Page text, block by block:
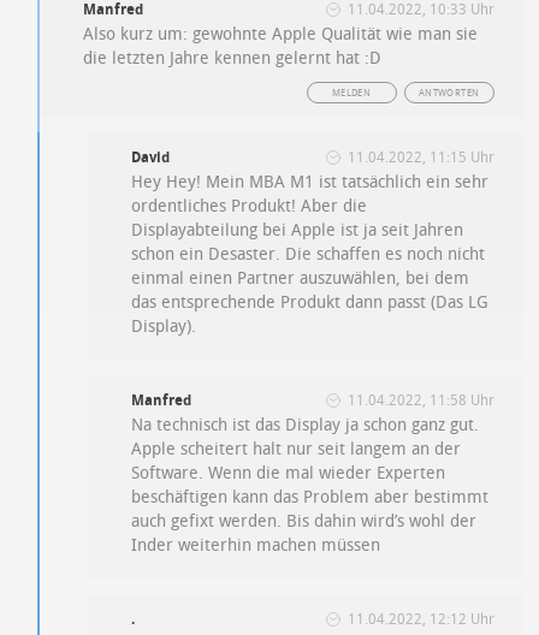
Manfred 11.04.2022, 10:33 Uhr
Also kurz um: gewohnte Apple Qualität wie man sie
die letzten Jahre kennen gelernt hat :D
ANTWORTEN
MELDEN
David 11.04.2022, 11:15 Uhr
Hey Hey! Mein MBA M1 ist tatsächlich ein sehr
ordentliches Produkt! Aber die
Displayabteilung bei Apple ist ja seit Jahren
schon ein Desaster. Die schaffen es noch nicht
einmal einen Partner auszuwählen, bei dem
das entsprechende Produkt dann passt (Das LG
Display).
Manfred 11.04.2022, 11:58 Uhr
Na technisch ist das Display ja schon ganz gut.
Apple scheitert halt nur seit langem an der
Software. Wenn die mal wieder Experten
beschäftigen kann das Problem aber bestimmt
auch gefixt werden. Bis dahin wird’s wohl der
Inder weiterhin machen müssen
. 11.04.2022, 12:12 Uhr